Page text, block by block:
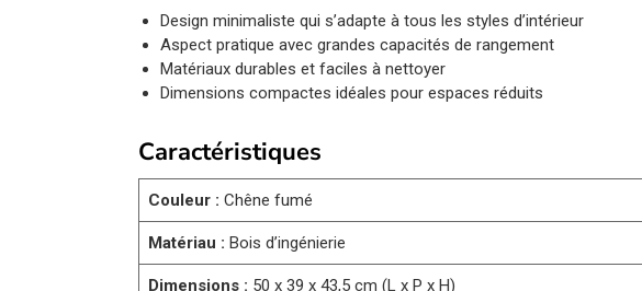
Design minimaliste qui s’adapte à tous les styles d’intérieur
Aspect pratique avec grandes capacités de rangement
Matériaux durables et faciles à nettoyer
Dimensions compactes idéales pour espaces réduits
Caractéristiques
Couleur : Chêne fumé
Matériau : Bois d’ingénierie
Dimensions : 50 x 39 x 43,5 cm (L x P x H)